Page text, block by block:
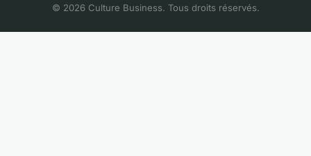
© 2026 Culture Business. Tous droits réservés.